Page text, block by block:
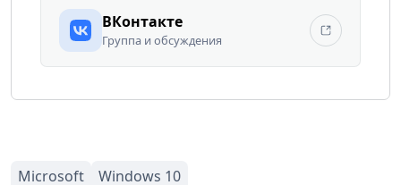
ВКонтакте
Группа и обсуждения